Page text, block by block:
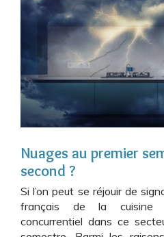
Nuages au premier
second ?
Si l’on peut se réjouir de
français de la cuisine
concurrentiel dans ce